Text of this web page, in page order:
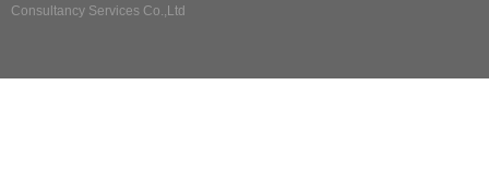
Consultancy Services Co.,Ltd